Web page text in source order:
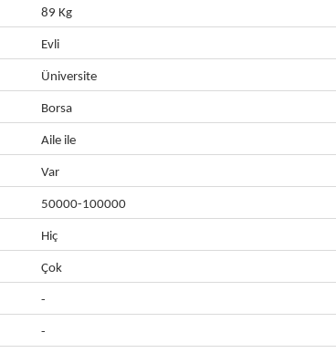
89 Kg
Evli
Üniversite
Borsa
Aile ile
Var
50000-100000
Hiç
Çok
-
-